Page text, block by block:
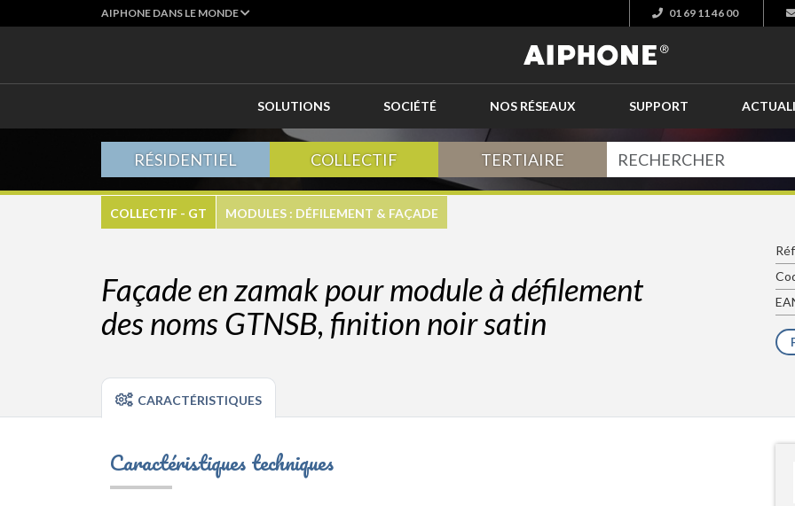
AIPHONE DANS LE MONDE 01 69 11 46 00
SOLUTIONS SOCIÉTÉ NOS RÉSEAUX SUPPORT
RÉSIDENTIEL COLLECTIF TERTIAIRE
COLLECTIF - GT MODULES : DÉFILEMENT & FAÇADE
Façade en zamak pour module à défilement
des noms GTNSB, finition noir satin
CARACTÉRISTIQUES
Caractéristiques techniques